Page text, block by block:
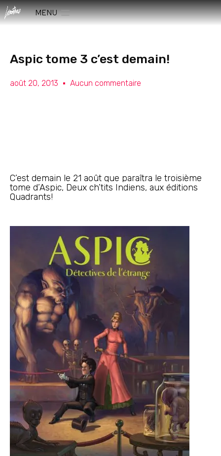
MENU
Aspic tome 3 c’est demain!
août 20, 2013 Aucun commentaire
C’est demain le 21 août que paraîtra le troisième
tome d’Aspic, Deux ch’tits Indiens, aux éditions
Quadrants!